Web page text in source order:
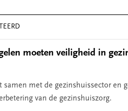
moeten veiligheid in
samen met de gezinshuissector en
van de gezinshuiszorg.
‘Met een
kun je de